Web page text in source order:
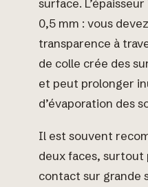
surface.
0,5 mm : vous
transparence à
de colle crée des
et peut prolonger
d’évaporation des
Il est souvent
deux faces, surtout
contact sur grande